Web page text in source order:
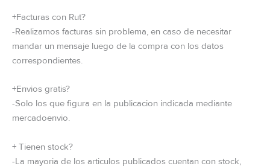
+Facturas con Rut?
-Realizamos facturas sin problema, en caso de necesitar
mandar un mensaje luego de la compra con los datos
correspondientes.
+Envios gratis?
-Solo los que figura en la publicacion indicada mediante
mercadoenvio.
+ Tienen stock?
-La mayoria de los articulos publicados cuentan con stock,